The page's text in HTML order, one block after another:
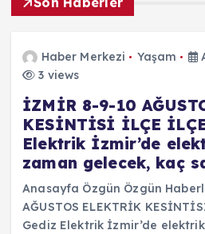
Haber Merkezi Yaşam
3 views
İZMİR 8-9-10
KESİNTİSİ İLÇE
Elektrik İzmir’de
zaman gelecek, kaç
Anasayfa Özgün Özgün
AĞUSTOS ELEKTRİK
Gediz Elektrik İzmir’de